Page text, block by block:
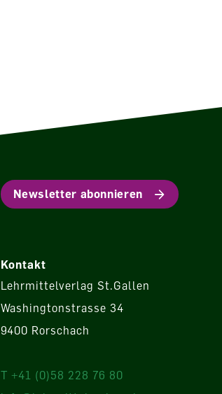
Newsletter abonnieren
Kontakt
Lehrmittelverlag St.Gallen
Washingtonstrasse 34
9400 Rorschach
T +41 (0)58 228 76 80